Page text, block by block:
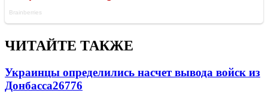
ЧИТАЙТЕ ТАКЖЕ
Украинцы определились насчет вывода войск из
Донбасса26776